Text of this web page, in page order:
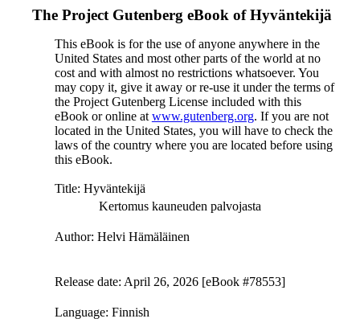
The Project Gutenberg eBook ofHyväntekijä
This eBook is for the use of anyone anywhere in the
United States and most other parts of the world at no
cost and with almost no restrictions whatsoever. You
may copy it, give it away or re-use it under the terms of
the Project Gutenberg License included with this
eBook or online at www.gutenberg.org. If you are not
located in the United States, you will have to check the
laws of the country where you are located before using
this eBook.
Title: Hyväntekijä
Kertomus kauneuden palvojasta
Author: Helvi Hämäläinen
Release date: April 26, 2026 [eBook #78553]
Language: Finnish